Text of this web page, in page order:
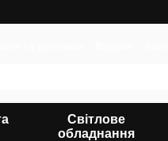
Світлове
обладнання